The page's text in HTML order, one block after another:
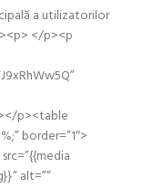
a utilizatorilor
</p><p
p><table
border=”1″>
alt=””